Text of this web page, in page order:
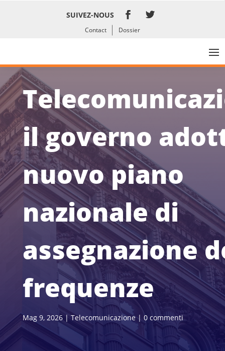
SUIVEZ-NOUS
Contact Dossier
il governo
nuovo piano
nazionale di
assegnazione
frequenze
Mag 9, 2026| Telecomunicazione| 0 commenti